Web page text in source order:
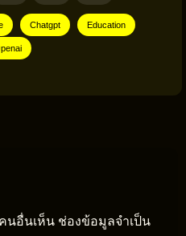
Chatgpt Education
นอื่นเห็น ช่องข้อมูลจำเป็น